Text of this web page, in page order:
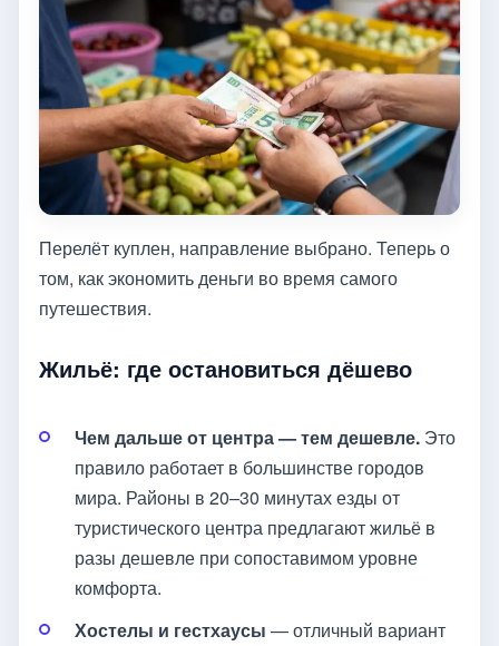
Перелёт куплен, направление выбрано. Теперь о
том, как экономить деньги во время самого
путешествия.
Жильё: где остановиться дёшево
Чем дальше от центра — тем дешевле. Это
правило работает в большинстве городов
мира. Районы в 20–30 минутах езды от
туристического центра предлагают жильё в
разы дешевле при сопоставимом уровне
комфорта.
Хостелы и гестхаусы — отличный вариант